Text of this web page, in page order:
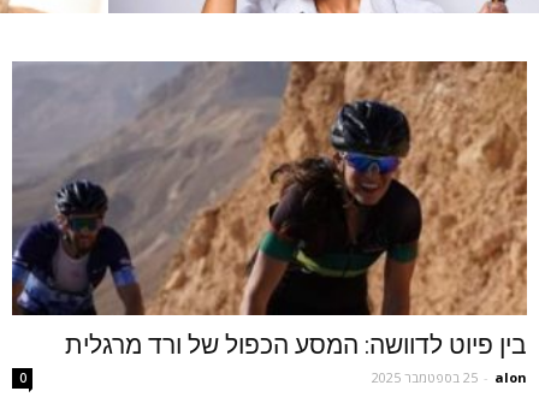
בין פיוט לדוושה: המסע הכפול של ורד מרגלית
alon
- 25 בספטמבר 2025 0